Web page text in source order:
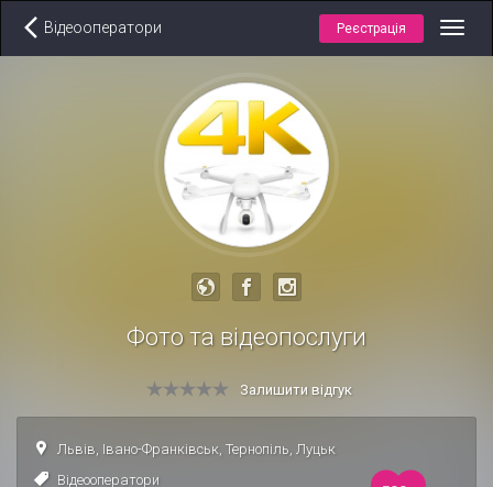
Відеооператори Реєстрація
Фото та відеопослуги
Залишити відгук
Львів, Івано-Франківськ, Тернопіль, Луцьк
Відеооператори